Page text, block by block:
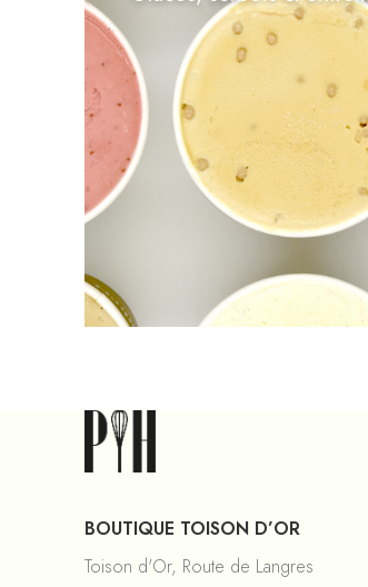
BOUTIQUE TOISON D’OR
Toison d'Or, Route de Langres